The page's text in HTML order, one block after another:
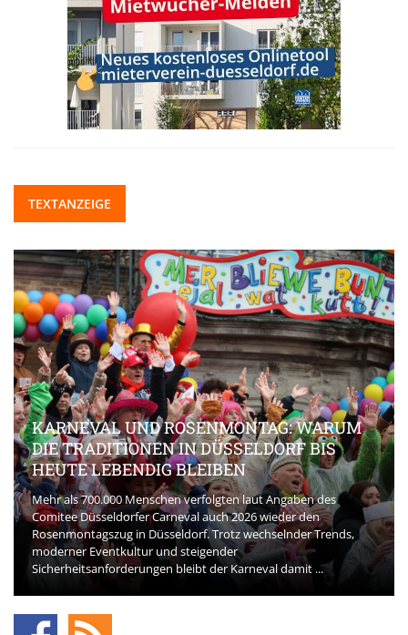
TEXTANZEIGE
KARNEVAL UND ROSENMONTAG: WARUM
DIE TRADITIONEN IN DÜSSELDORF BIS
HEUTE LEBENDIG BLEIBEN
Mehr als 700.000 Menschen verfolgten laut Angaben des
Comitee Düsseldorfer Carneval auch 2026 wieder den
Rosenmontagszug in Düsseldorf. Trotz wechselnder Trends,
moderner Eventkultur und steigender
Sicherheitsanforderungen bleibt der Karneval damit ...